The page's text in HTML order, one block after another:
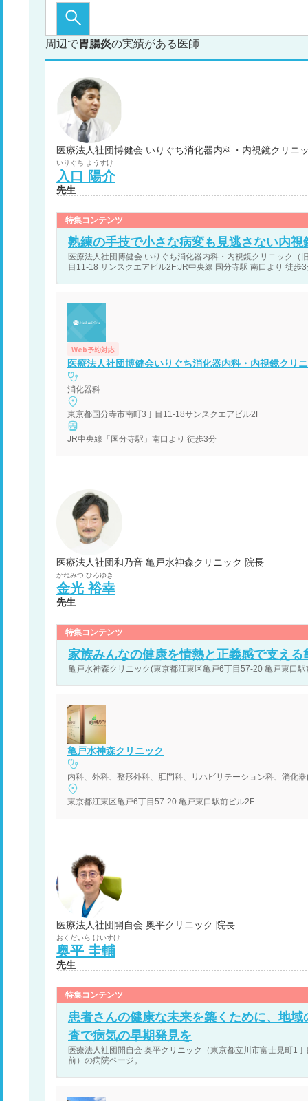
周辺で胃腸炎の実績がある医師
医療法人社団博健会 いりぐち消化器内科・内視鏡クリニ
いりぐち ようすけ
入口 陽介
先生
特集コンテンツ
熟練の手技で小さな病変も見逃さない内視
医療法人社団博健会 いりぐち消化器内科・内視鏡クリニック（
目11-18 サンスクエアビル2F:JR中央線 国分寺駅 南口より 徒歩
Web予約対応
医療法人社団博健会いりぐち消化器内科・内視鏡クリ
消化器科
東京都国分寺市南町3丁目11-18サンスクエアビル2F
JR中央線「国分寺駅」南口より 徒歩3分
医療法人社団和乃音 亀戸水神森クリニック 院長
かねみつ ひろゆき
金光 裕幸
先生
特集コンテンツ
家族みんなの健康を情熱と正義感で支え
亀戸水神森クリニック(東京都江東区亀戸6丁目57-20 亀戸東口
亀戸水神森クリニック
内科、外科、整形外科、肛門科、リハビリテーション科、消化
東京都江東区亀戸6丁目57-20 亀戸東口駅前ビル2F
医療法人社団開自会 奥平クリニック 院長
おくだいら けいすけ
奥平 圭輔
先生
特集コンテンツ
患者さんの健康な未来を築くために、地
査で病気の早期発見を
医療法人社団開自会 奥平クリニック（東京都立川市富士見町1
前）の病院ページ。